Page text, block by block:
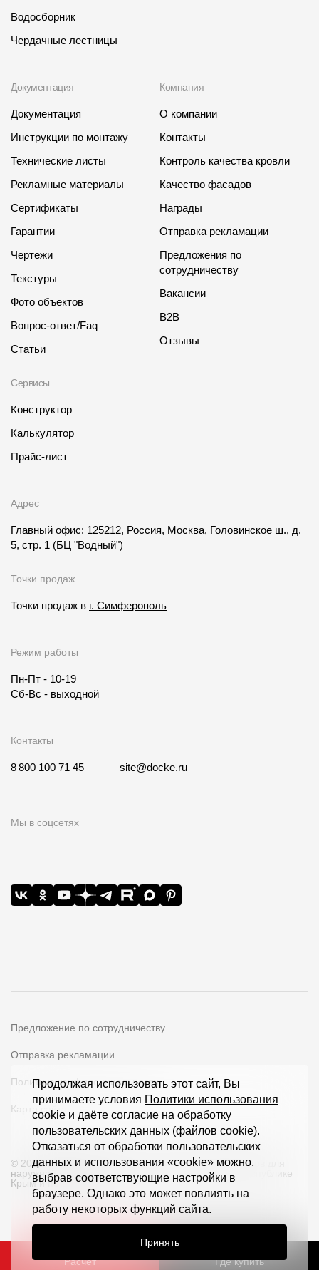
Чертежи
Текстуры
Вопрос-ответ/Faq
Статьи
Сервисы
Конструктор
Калькулятор
Цены
Компания
Контроль качества кровли
Качество фасадов
Предложения по сотрудничеству
Вакансии
B2B
Отзывы
Республика Крым
125212, Россия, Москва, Головинское ш., д. 5, стр. 1
Пн-Пт - 10-19
Сб-Вс - выходной
Водосборник
Чердачные лестницы
Документация
Документация
Инструкции по монтажу
Технические листы
Рекламные материалы
Сертификаты
Гарантии
Чертежи
Текстуры
Фото объектов
Вопрос-ответ/Faq
Статьи
Сервисы
Конструктор
Калькулятор
Прайс-лист
Компания
О компании
Контакты
Контроль качества кровли
Качество фасадов
Награды
Отправка рекламации
Предложения по
сотрудничеству
Вакансии
B2B
Отзывы
Адрес
Главный офис: 125212, Россия, Москва, Головинское ш., д.
5, стр. 1 (БЦ "Водный")
Точки продаж
Точки продаж в г. Симферополь
Режим работы
Пн-Пт - 10-19
Сб-Вс - выходной
Контакты
8 800 100 71 45 site@docke.ru
Мы в соцсетях
Предложение по сотрудничеству
Отправка рекламации
Политика конфиденциальности
Карта сайта
© 2026 ООО «Дёке Экстружн» - производство товаров для
наружной отделки загородных домов и кровли в Республике
Крым и по всей РФ
Расчет Где купить
Продолжая использовать этот сайт, Вы
принимаете условия Политики использования
cookie и даёте согласие на обработку
пользовательских данных (файлов cookie).
Отказаться от обработки пользовательских
данных и использования «cookie» можно,
выбрав соответствующие настройки в
браузере. Однако это может повлиять на
работу некоторых функций сайта.
Принять